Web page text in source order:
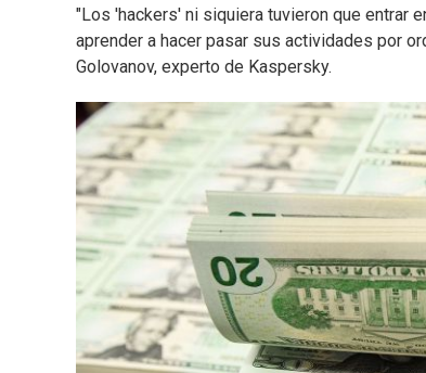
"Los 'hackers' ni siquiera tuvieron que entrar
aprender a hacer pasar sus actividades por
Golovanov, experto de Kaspersky.